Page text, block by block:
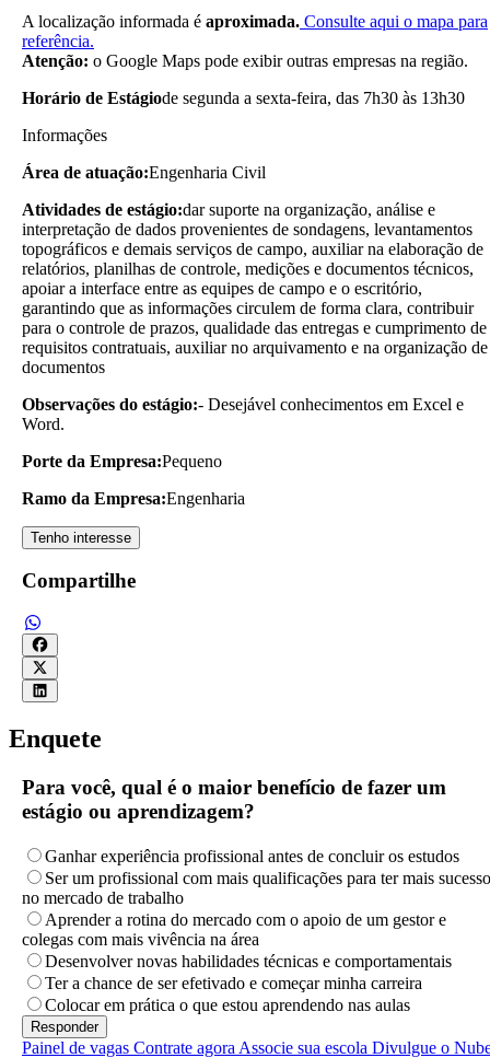
A localização informada é aproximada. Consulte aqui o mapa para
referência.
Atenção: o Google Maps pode exibir outras empresas na região.
Horário de Estágiode segunda a sexta-feira, das 7h30 às 13h30
Informações
Área de atuação:Engenharia Civil
Atividades de estágio:dar suporte na organização, análise e
interpretação de dados provenientes de sondagens, levantamentos
topográficos e demais serviços de campo, auxiliar na elaboração de
relatórios, planilhas de controle, medições e documentos técnicos,
apoiar a interface entre as equipes de campo e o escritório,
garantindo que as informações circulem de forma clara, contribuir
para o controle de prazos, qualidade das entregas e cumprimento de
requisitos contratuais, auxiliar no arquivamento e na organização de
documentos
Observações do estágio:- Desejável conhecimentos em Excel e
Word.
Porte da Empresa:Pequeno
Ramo da Empresa:Engenharia
Tenho interesse
Compartilhe
Enquete
Para você, qual é o maior benefício de fazer um
estágio ou aprendizagem?
Ganhar experiência profissional antes de concluir os estudos
Ser um profissional com mais qualificações para ter mais sucesso
no mercado de trabalho
Aprender a rotina do mercado com o apoio de um gestor e
colegas com mais vivência na área
Desenvolver novas habilidades técnicas e comportamentais
Ter a chance de ser efetivado e começar minha carreira
Colocar em prática o que estou aprendendo nas aulas
Painel de vagas Contrate agora Associe sua escola Divulgue o